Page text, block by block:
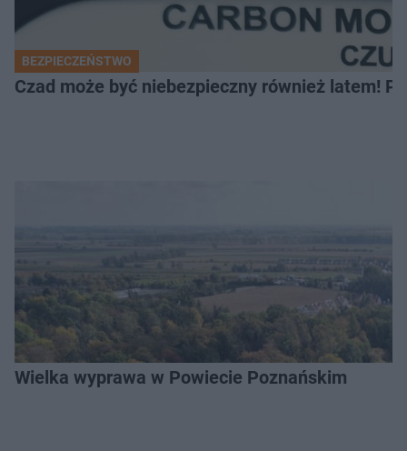
BEZPIECZEŃSTWO
Czad może być niebezpieczny również latem!
Wielka wyprawa w Powiecie Poznańskim